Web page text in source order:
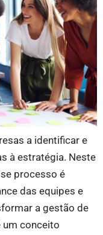
a identificar e
à estratégia. Neste
processo é
das equipes e
a gestão de
um conceito